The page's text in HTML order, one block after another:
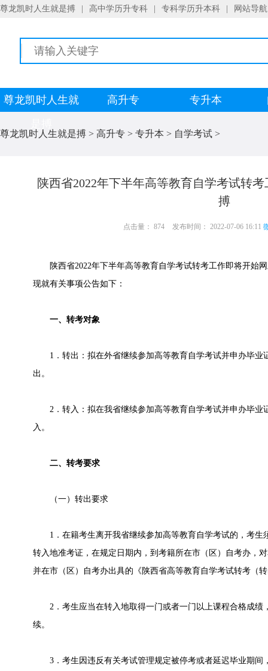
尊龙凯时人生就是搏 高中学历升专科 专科学历升本科 网站导航
尊龙凯时人生就
高升专 专升本
尊龙凯时人生就是搏 > 高升专 > 专升本 > 自学考试 >
陕西省2022年下半年高等教育自学考试转
搏
点击量： 874 发布时间： 2022-07-06 16:11
陕西省2022年下半年高等教育自学考试转考工作即将开始
现就有关事项公告如下：
一、转考对象
1．转出：拟在外省继续参加高等教育自学考试并申办毕业
出。
2．转入：拟在我省继续参加高等教育自学考试并申办毕业
入。
二、转考要求
（一）转出要求
1．在籍考生离开我省继续参加高等教育自学考试的，考生
转入地准考证，在规定日期内，到考籍所在市（区）自考办，
并在市（区）自考办出具的《陕西省高等教育自学考试转考（
2．考生应当在转入地取得一门或者一门以上课程合格成绩
续。
3．考生因违反有关考试管理规定被停考或者延迟毕业期间